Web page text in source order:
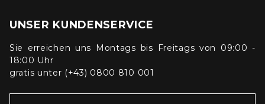
UNSER KUNDENSERVICE
Sie erreichen uns Montags bis Freitags von 09:00 -
18:00 Uhr
gratis unter (+43) 0800 810 001